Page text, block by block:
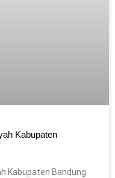
Kabupaten
Kabupaten Bandung